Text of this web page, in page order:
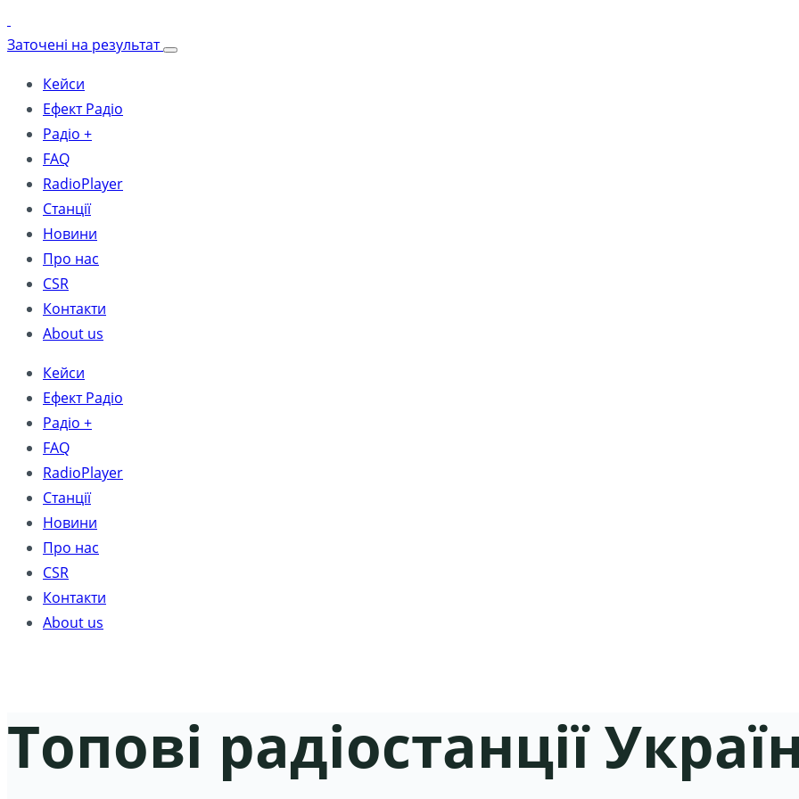
Заточені на результат
Кейси
Ефект Радіо
Радіо +
FAQ
RadioPlayer
Станції
Новини
Про нас
CSR
Контакти
About us
Кейси
Ефект Радіо
Радіо +
FAQ
RadioPlayer
Станції
Новини
Про нас
CSR
Контакти
About us
Топові радіостанції